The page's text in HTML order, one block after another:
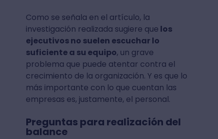
Como se señala en el artículo, la
investigación realizada sugiere que los
ejecutivos no suelen escuchar lo
suficiente a su equipo, un grave
problema que puede atentar contra el
crecimiento de la organización. Y es que lo
más importante con lo que cuentan las
empresas es, justamente, el personal.
Preguntas para realización del
balance